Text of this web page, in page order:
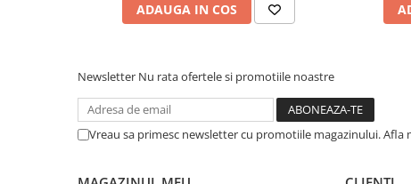
ADAUGA IN COS
Newsletter Nu rata ofertele si promotiile noastre
Vreau sa primesc newsletter cu promotiile magazinului. Afla